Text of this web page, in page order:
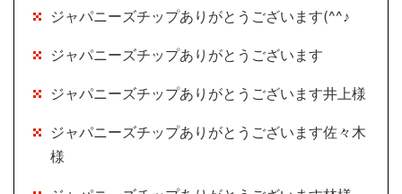
ジャパニーズチップありがとうございます(^^♪
ジャパニーズチップありがとうございます
ジャパニーズチップありがとうございます井上様
ジャパニーズチップありがとうございます佐々木
様